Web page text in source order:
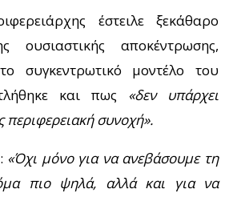
έστειλε ξεκάθαρο
αποκέντρωσης,
συγκεντρωτικό μοντέλο του
και πως «δεν υπάρχει
περιφερειακή συνοχή».
«Όχι μόνο για να ανεβάσουμε τη
πιο ψηλά, αλλά και για να